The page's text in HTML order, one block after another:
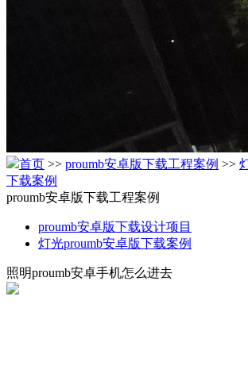
首页 >> proumb安卓版下载工程案例 >>
下载案例
proumb安卓版下载工程案例
proumb安卓版下载设计项目
灯光proumb安卓版下载案例
照明proumb安卓手机怎么进去